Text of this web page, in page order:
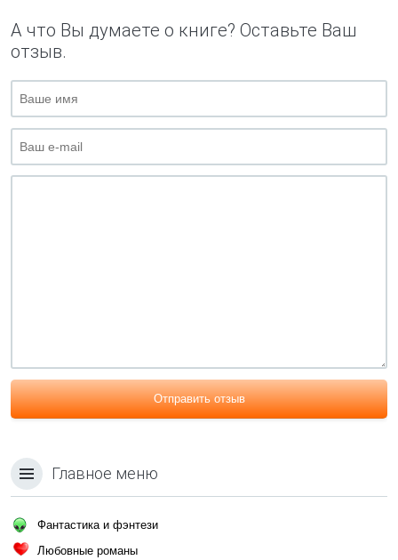
А что Вы думаете о книге? Оставьте Ваш
отзыв.
Отправить отзыв
Главное меню
Фантастика и фэнтези
Любовные романы